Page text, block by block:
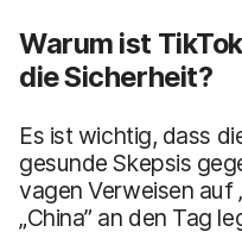
Warum ist
die Sicherheit?
Es ist wichtig, dass
gesunde Skepsis
vagen Verweisen auf
„China” an den Tag